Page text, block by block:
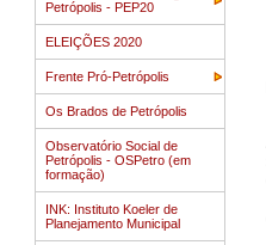
Petrópolis - PEP20
ELEIÇÕES 2020
Frente Pró-Petrópolis
Os Brados de Petrópolis
Observatório Social de
Petrópolis - OSPetro (em
formação)
INK: Instituto Koeler de
Planejamento Municipal